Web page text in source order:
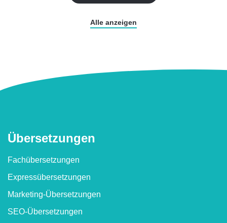
Alle anzeigen
Überset­zungen
Fachübersetzungen
Express­übersetzungen
Marketing-Übersetzungen
SEO-Übersetzungen